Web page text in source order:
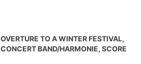
OVERTURE TO A WINTER FESTIVAL,
CONCERT BAND/HARMONIE, SCORE